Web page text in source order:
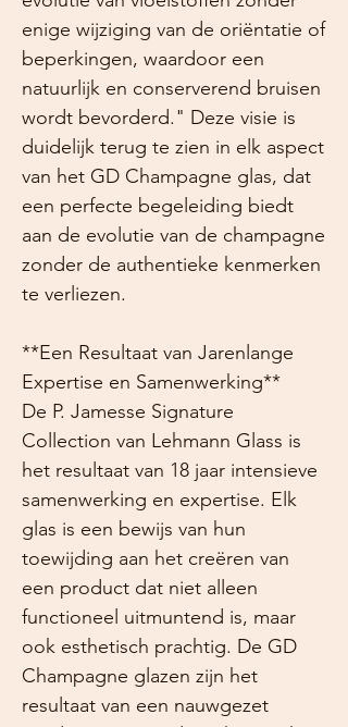
enige wijziging van de oriëntatie of
beperkingen, waardoor een
natuurlijk en conserverend bruisen
wordt bevorderd." Deze visie is
duidelijk terug te zien in elk aspect
van het GD Champagne glas, dat
een perfecte begeleiding biedt
aan de evolutie van de champagne
zonder de authentieke kenmerken
te verliezen.
**Een Resultaat van Jarenlange
Expertise en Samenwerking**
De P. Jamesse Signature
Collection van Lehmann Glass is
het resultaat van 18 jaar intensieve
samenwerking en expertise. Elk
glas is een bewijs van hun
toewijding aan het creëren van
een product dat niet alleen
functioneel uitmuntend is, maar
ook esthetisch prachtig. De GD
Champagne glazen zijn het
resultaat van een nauwgezet